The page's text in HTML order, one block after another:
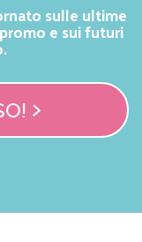
sulle ultime
e sui futuri
>